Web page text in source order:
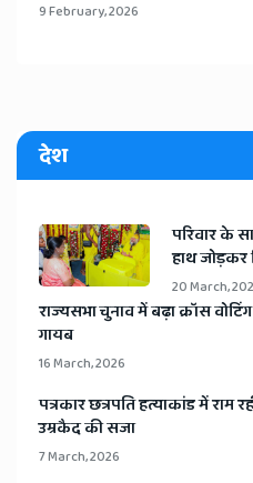
9 February, 2026
देश
​परिवार के
हाथ जोड़कर
20 March,
​राज्यसभा चुनाव में बढ़ा क्रॉस
गायब
16 March, 2026
​पत्रकार छत्रपति हत्याकांड में राम
उम्रकैद की सजा
7 March, 2026